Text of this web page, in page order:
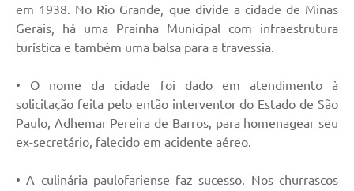
em 1938. No Rio Grande, que divide a cidade de Minas
Gerais, há uma Prainha Municipal com infraestrutura
turística e também uma balsa para a travessia.
• O nome da cidade foi dado em atendimento à
solicitação feita pelo então interventor do Estado de São
Paulo, Adhemar Pereira de Barros, para homenagear seu
ex-secretário, falecido em acidente aéreo.
• A culinária paulofariense faz sucesso. Nos churrascos